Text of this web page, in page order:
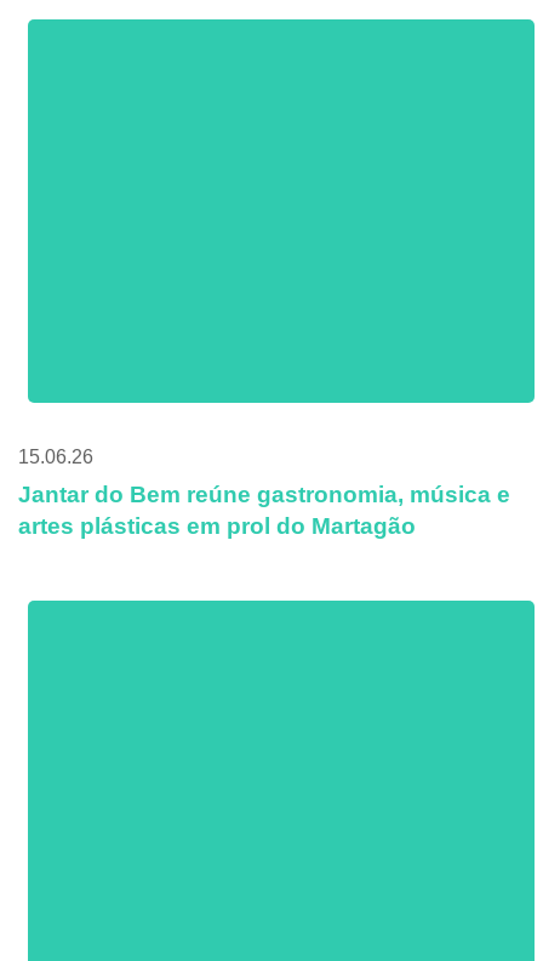
15.06.26
Jantar do Bem reúne gastronomia, música e
artes plásticas em prol do Martagão